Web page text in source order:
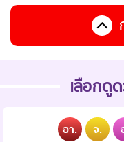
เลือกดู
อา. จ.